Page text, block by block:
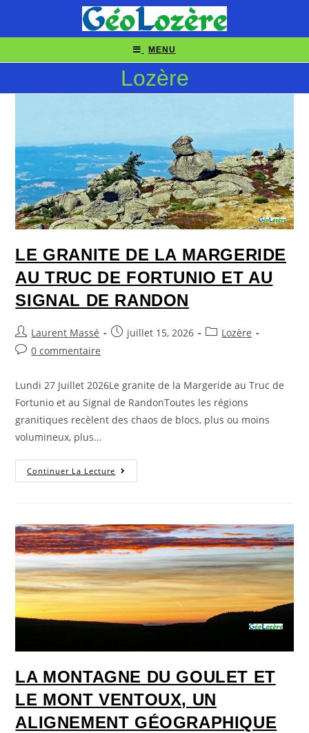
MENU
Lozère
LE GRANITE DE LA MARGERIDE
AU TRUC DE FORTUNIO ET AU
SIGNAL DE RANDON
Laurent Massé juillet 15, 2026
Lozère
0 commentaire
Lundi 27 Juillet 2026Le granite de la Margeride au Truc de
Fortunio et au Signal de RandonToutes les régions
granitiques recèlent des chaos de blocs, plus ou moins
volumineux, plus…
Continuer La Lecture
LA MONTAGNE DU GOULET ET
LE MONT VENTOUX, UN
ALIGNEMENT GÉOGRAPHIQUE